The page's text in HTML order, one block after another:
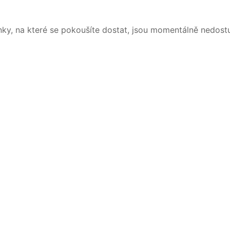
na které se pokoušíte dostat, jsou momentálně